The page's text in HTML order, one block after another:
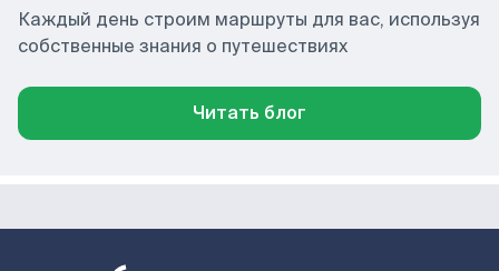
Каждый день строим маршруты для вас, используя
собственные знания о путешествиях
Читать блог